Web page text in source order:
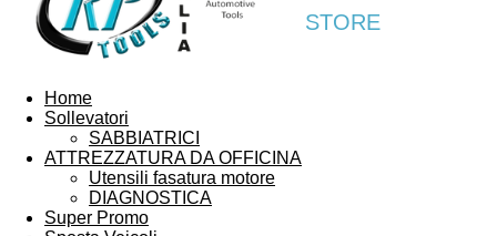
STORE
Home
Sollevatori
SABBIATRICI
ATTREZZATURA DA OFFICINA
Utensili fasatura motore
DIAGNOSTICA
Super Promo